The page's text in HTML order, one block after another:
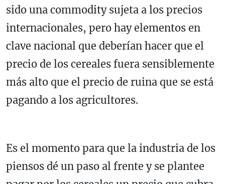
sido una commodity sujeta a los precios
internacionales, pero hay elementos en
clave nacional que deberían hacer que el
precio de los cereales fuera sensiblemente
más alto que el precio de ruina que se está
pagando a los agricultores.
Es el momento para que la industria de los
piensos dé un paso al frente y se plantee